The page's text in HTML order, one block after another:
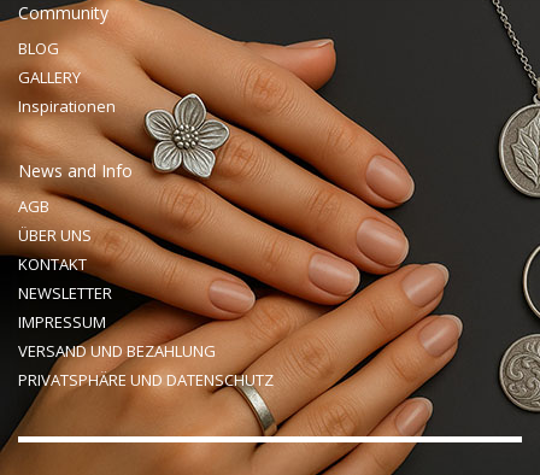
Community
BLOG
GALLERY
Inspirationen
News and Info
AGB
ÜBER UNS
KONTAKT
NEWSLETTER
IMPRESSUM
VERSAND UND BEZAHLUNG
PRIVATSPHÄRE UND DATENSCHUTZ